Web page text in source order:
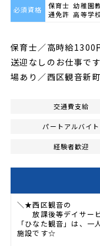
必須資格
保育士 幼稚園
通免許 高等学
保育士／高時給1300
送迎なしのお仕事で
場あり／西区観音新町
交通費支給
パートアルバイト
経験者歓迎
＼★西区観音の
放課後等デイサー
「ひなた観音」は、
施設です☆